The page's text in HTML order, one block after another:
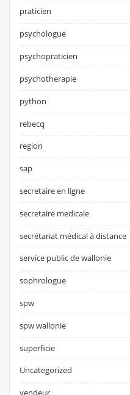
praticien
psychologue
psychopraticien
psychotherapie
python
rebecq
region
sap
secretaire en ligne
secretaire medicale
secrétariat médical à distance
service public de wallonie
sophrologue
spw
spw wallonie
superficie
Uncategorized
vendeur